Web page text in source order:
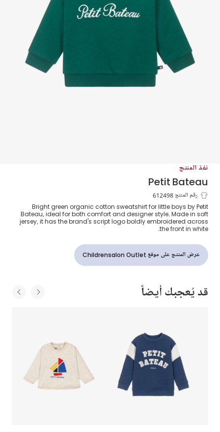
نفذ المنتج
Petit Bateau
سويتشيرت قطن عضوي لون أخضر فاتح
للأولاد الرضع
رقم المنتج 612498
Bright green organic cotton sweatshirt for little boys by Petit
Bateau, ideal for both comfort and designer style. Made in soft
jersey, it has the brand's script logo boldly embroidered across
the front in white.
عرض المنتج على موقع Childrensalon Outlet
قد يُعجبك أيضاً